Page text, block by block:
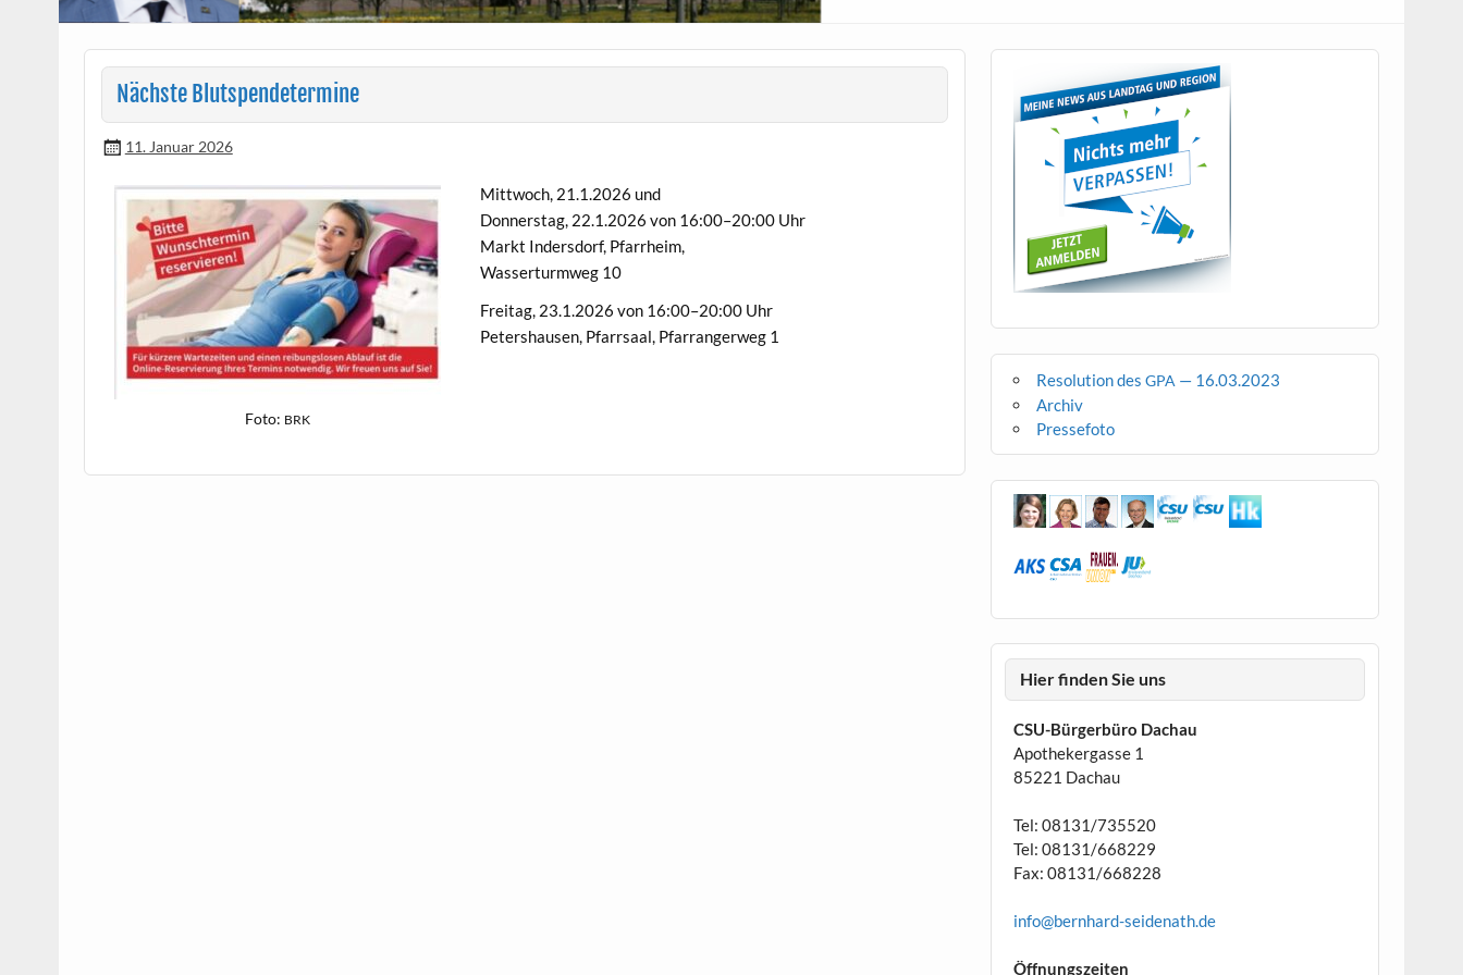
Nächste Blutspendetermine
11. Januar 2026
Foto: BRK
Mittwoch, 21.1.2026 und
Don­ner­stag, 22.1.2026 von 16:00–20:00 Uhr
Markt Inder­s­dorf, Pfarrheim,
Wasser­turmweg 10
Fre­itag, 23.1.2026 von 16:00–20:00 Uhr
Peter­shausen, Pfarrsaal, Pfarranger­weg 1
Resolution desGPA — 16.03.2023
Archiv
Pressefoto
Hier finden Sie uns
CSU-Bürgerbüro Dachau
Apothekergasse 1
85221 Dachau
Tel: 08131/735520
Tel: 08131/668229
Fax: 08131/668228
info@bernhard-seidenath.de
Öffnungszeiten